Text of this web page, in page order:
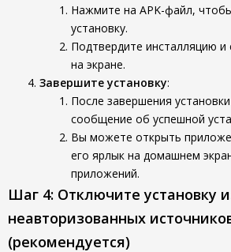
Нажмите на APK-файл,
установку.
Подтвердите инсталляцию и
на экране.
Завершите установку:
После завершения
сообщение об успешной
Вы можете открыть
его ярлык на домашнем
приложений.
Шаг 4: Отключите установку
неавторизованных
(рекомендуется)